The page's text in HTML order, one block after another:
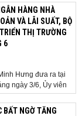
đổi, mở ra những
theo quá...
HÀNG NHÀ
VÀ LÃI SUẤT, BỘ
THỊ TRƯỜNG
6
Hưng đưa ra tại
ngày 3/6, Ủy viên
phủ Lê Minh Hưng
BẤT NGỜ TĂNG